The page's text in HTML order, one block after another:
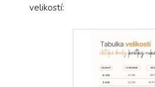
velikostí: